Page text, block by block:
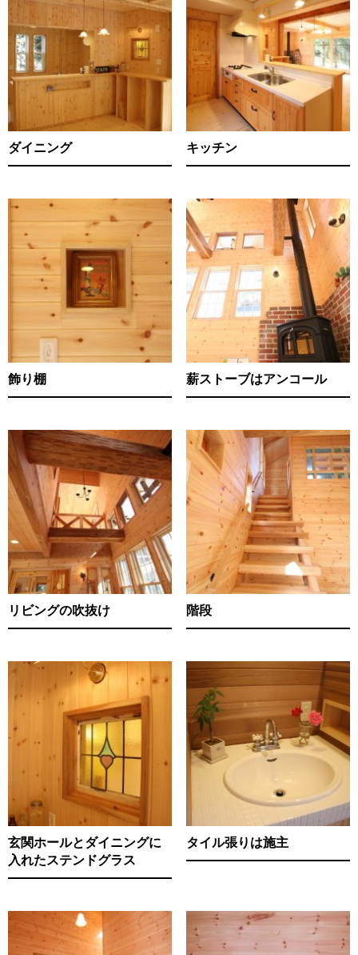
ダイニング キッチン
飾り棚 薪ストーブはアンコール
リビングの吹抜け 階段
玄関ホールとダイニングに
入れたステンドグラス
タイル張りは施主